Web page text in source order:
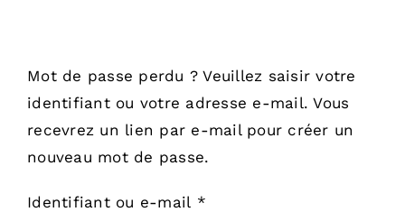
Circulation
Oligoscan
Mot de passe perdu ? Veuillez saisir votre
identifiant ou votre adresse e-mail. Vous
recevrez un lien par e-mail pour créer un
nouveau mot de passe.
Identifiant ou e-mail *Obligatoire